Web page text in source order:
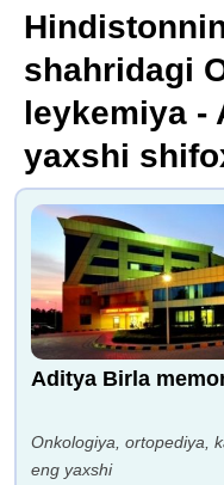
shahridagi
leykemiya -
yaxshi
Aditya Birla
Onkologiya, ortopediya,
eng yaxshi